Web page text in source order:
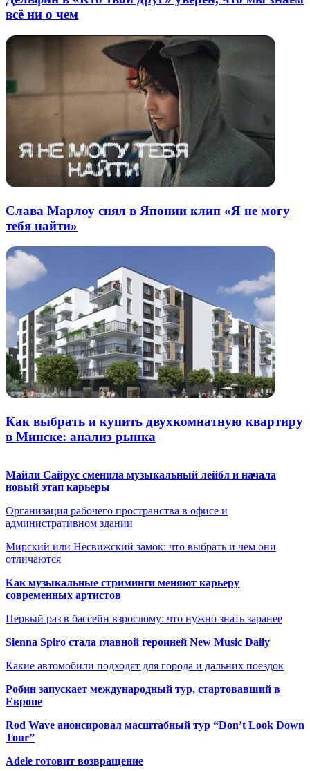
всё ни о чем
Слава Марлоу снял в Японии клип «Я не могу
тебя найти»
Как выбрать и купить двухкомнатную квартиру
в Минске: анализ рынка
Майли Сайрус сменила музыкальный лейбл и начала
новый этап карьеры
Организация рабочего пространства в офисе и
административном здании
Мирский или Несвижский замок: что выбрать и чем они
отличаются
Как музыкальные стриминги меняют карьеру
современных артистов
Первый раз в бассейн взрослому: что нужно знать заранее
Sienna Spiro стала главной героиней New Music Daily
Какие автомобили подходят для города и дальних поездок
Робин запускает международный тур, стартовавший в
Европе
Rod Wave анонсировал масштабный тур “Don’t Look Down
Tour”
Adele готовит возвращение